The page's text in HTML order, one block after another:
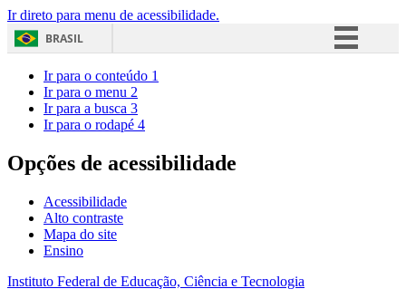
Ir direto para menu de acessibilidade.
BRASIL
Acesso à informação
Ir para o conteúdo 1
Ir para o menu 2
Ir para a busca 3
Ir para o rodapé 4
Opções de acessibilidade
Acessibilidade
Alto contraste
Mapa do site
Ensino
Instituto Federal de Educação, Ciência e Tecnologia